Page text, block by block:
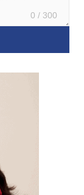
0 / 300